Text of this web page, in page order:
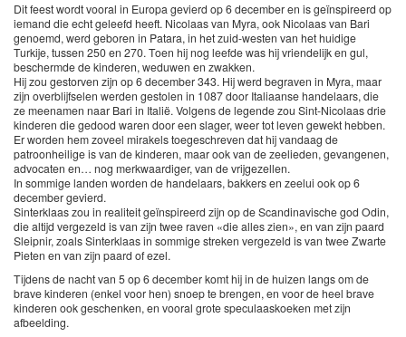
Dit feest wordt vooral in Europa gevierd op 6 december en is geïnspireerd op
iemand die echt geleefd heeft. Nicolaas van Myra, ook Nicolaas van Bari
genoemd, werd geboren in Patara, in het zuid-westen van het huidige
Turkije, tussen 250 en 270. Toen hij nog leefde was hij vriendelijk en gul,
beschermde de kinderen, weduwen en zwakken.
Hij zou gestorven zijn op 6 december 343. Hij werd begraven in Myra, maar
zijn overblijfselen werden gestolen in 1087 door Italiaanse handelaars, die
ze meenamen naar Bari in Italië. Volgens de legende zou Sint-Nicolaas drie
kinderen die gedood waren door een slager, weer tot leven gewekt hebben.
Er worden hem zoveel mirakels toegeschreven dat hij vandaag de
patroonheilige is van de kinderen, maar ook van de zeelieden, gevangenen,
advocaten en… nog merkwaardiger, van de vrijgezellen.
In sommige landen worden de handelaars, bakkers en zeelui ook op 6
december gevierd.
Sinterklaas zou in realiteit geïnspireerd zijn op de Scandinavische god Odin,
die altijd vergezeld is van zijn twee raven «die alles zien», en van zijn paard
Sleipnir, zoals Sinterklaas in sommige streken vergezeld is van twee Zwarte
Pieten en van zijn paard of ezel.
Tijdens de nacht van 5 op 6 december komt hij in de huizen langs om de
brave kinderen (enkel voor hen) snoep te brengen, en voor de heel brave
kinderen ook geschenken, en vooral grote speculaaskoeken met zijn
afbeelding.